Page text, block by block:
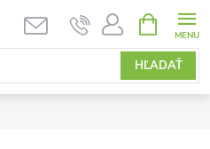
HĽADAŤ
KOŠÍK